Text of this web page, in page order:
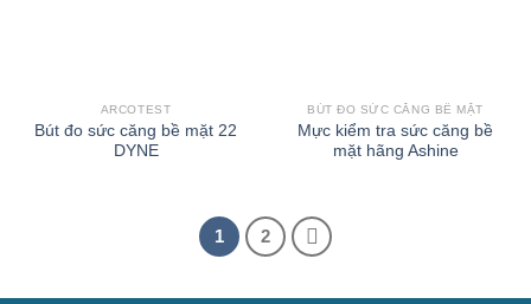
ARCOTEST
Bút đo sức căng bề mặt 22
DYNE
BÚT ĐO SỨC CĂNG BỀ MẶT
Mực kiểm tra sức căng bề
mặt hãng Ashine
1 2